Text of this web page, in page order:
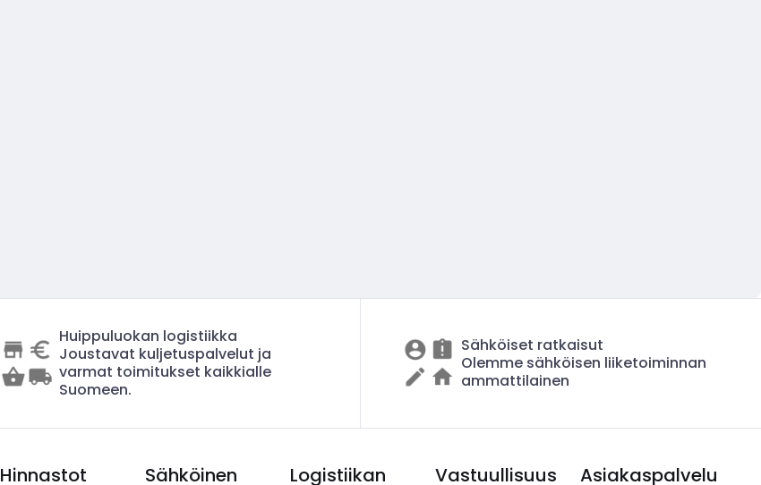
Huippuluokan logistiikka
Joustavat kuljetuspalvelut ja
varmat toimitukset kaikkialle
Suomeen.
Sähköiset ratkaisut
Olemme sähköisen liiketoiminnan
ammattilainen
Hinnastot
Sähköinen
Logistiikan
Vastuullisuus Asiakaspalvelu